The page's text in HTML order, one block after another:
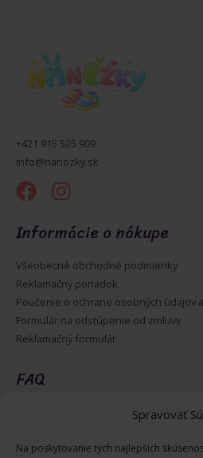
Spravovať
Na poskytovanie tých najlepších
+421 915 525 909
info@nanozky.sk
Informácie o nákupe
Všeobecné obchodné podmienky
Reklamačný poriadok
Poučenie o ochrane osobných údajov
Formulár na odstúpenie od zmluvy
Reklamačný formulár
FAQ
Ako vrátiť tovar cez Packetu?